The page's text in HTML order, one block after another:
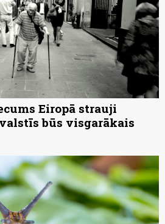
Eiropā strauji
būs visgarākais